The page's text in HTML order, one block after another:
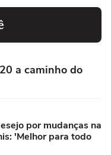
a caminho do
por mudanças na
'Melhor para todo